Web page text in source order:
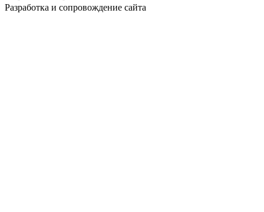
Разработка и сопровождение сайта